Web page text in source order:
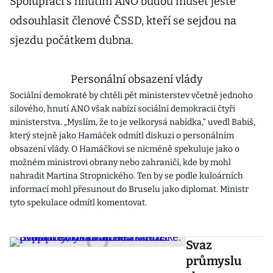
odsouhlasit členové ČSSD, kteří se sejdou na
sjezdu počátkem dubna.
Personální obsazení vlády
Sociální demokraté by chtěli pět ministerstev včetně jednoho
silového, hnutí ANO však nabízí sociální demokracii čtyři
ministerstva. „Myslím, že to je velkorysá nabídka,“ uvedl Babiš,
který stejně jako Hamáček odmítl diskuzi o personálním
obsazení vlády. O Hamáčkovi se nicméně spekuluje jako o
možném ministrovi obrany nebo zahraničí, kde by mohl
nahradit Martina Stropnického. Ten by se podle kuloárních
informací mohl přesunout do Bruselu jako diplomat. Ministr
tyto spekulace odmítl komentovat.
Svaz
průmyslu